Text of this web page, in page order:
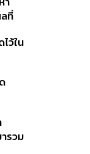
ง 4
ที่
ว้ใน
รวม